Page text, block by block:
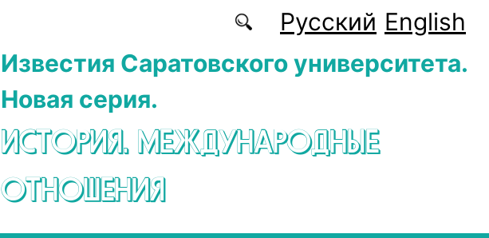
Русский English
Известия Саратовского университета.
Новая серия.
ИСТОРИЯ. МЕЖДУНАРОДНЫЕ
ОТНОШЕНИЯ